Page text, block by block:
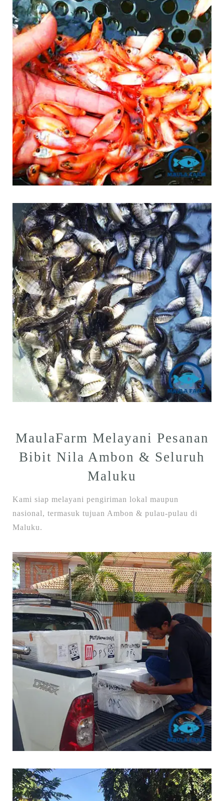
MaulaFarm Melayani Pesanan
Bibit Nila Ambon & Seluruh
Maluku
Kami siap melayani pengiriman lokal maupun
nasional, termasuk tujuan Ambon & pulau-pulau di
Maluku.